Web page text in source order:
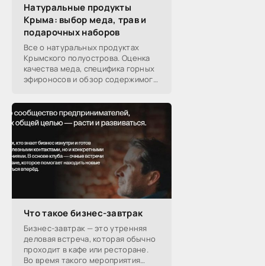
Натуральные продукты
Крыма: выбор меда, трав и
подарочных наборов
Все о натуральных продуктах
Крымского полуострова. Оценка
качества меда, специфика горных
эфироносов и обзор содержимого
производителей.
Что такое бизнес-завтрак
Бизнес-завтрак — это утренняя
деловая встреча, которая обычно
проходит в кафе или ресторане.
Во время такого мероприятия